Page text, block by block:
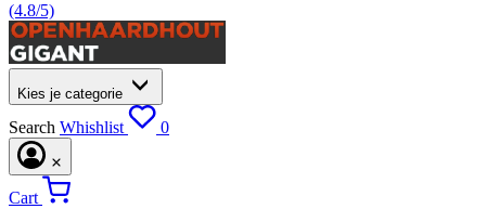
(4.8/5)
Kies je categorie
Search Whishlist 0
Cart